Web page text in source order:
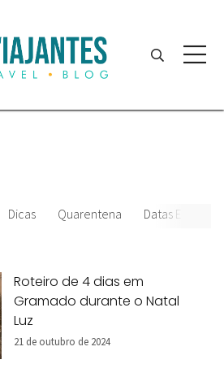
Dicas Quarentena Datas Especiais
Roteiro de 4 dias em
Gramado durante o Natal
Luz
21 de outubro de 2024